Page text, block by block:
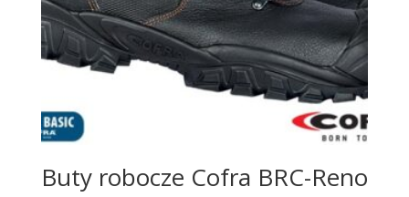
Buty robocze Cofra BRC-Reno